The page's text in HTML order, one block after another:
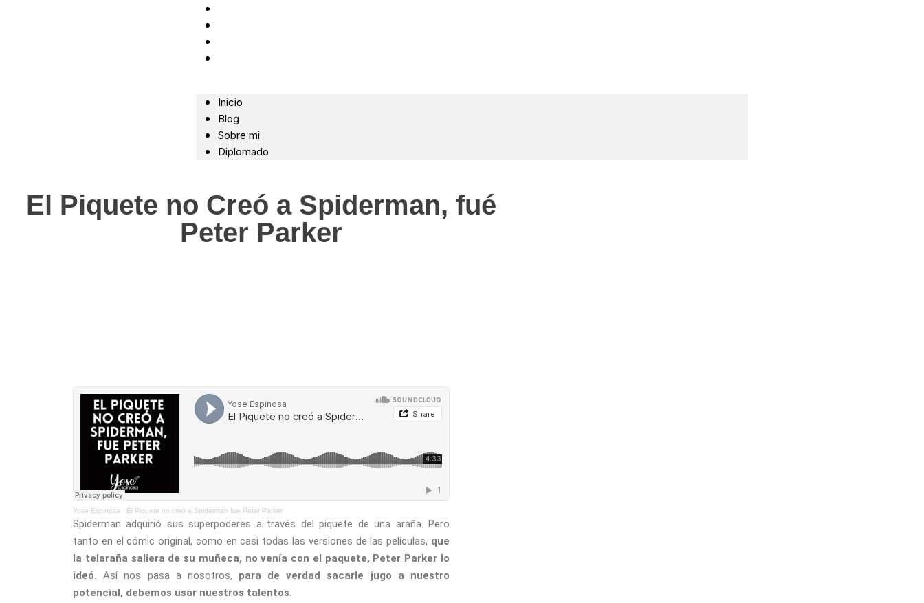
Inicio
Blog
Sobre mi
Diplomado
El Piquete no Creó a Spiderman, fué
Peter Parker
Yose Espinosa · El Piquete no creó a Spiderman fue Peter Parker
Spiderman adquirió sus superpoderes a través del piquete de una araña. Pero
tanto en el cómic original, como en casi todas las versiones de las películas, que
la telaraña saliera de su muñeca, no venía con el paquete, Peter Parker lo
ideó.Así nos pasa a nosotros, para de verdad sacarle jugo a nuestro
potencial, debemos usar nuestros talentos.